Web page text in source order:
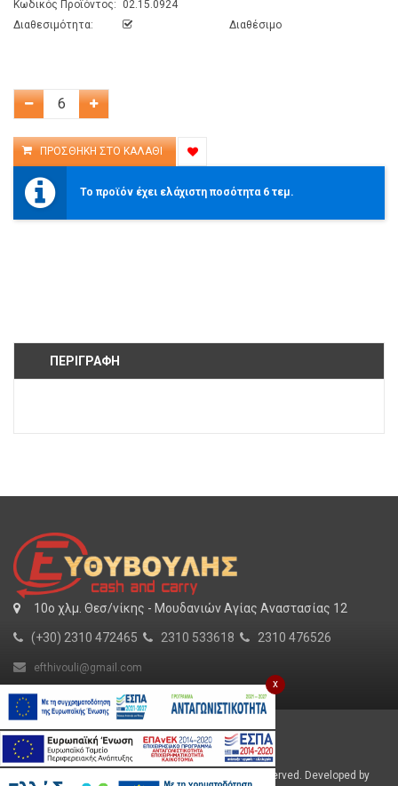
Κωδικός Προϊόντος:
02.15.0924
Διαθεσιμότητα:
Διαθέσιμο
Το προϊόν έχει ελάχιστη ποσότητα 6 τεμ.
ΠΕΡΙΓΡΑΦΉ
10o χλμ. Θεσ/νίκης - Μουδανιών Αγίας Αναστασίας 12
(+30) 2310 472465 2310 533618 2310 476526
efthivouli@gmail.com
Για εμάς
Εργασία
Φυλλάδιο
SHOW MORE
Efthivoulis © 2026 Cash and Carry. All Rights Reserved. Developed by
x